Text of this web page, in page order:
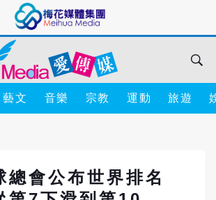
藝文 音樂 宗教 運動 旅遊
總會公布世界排名